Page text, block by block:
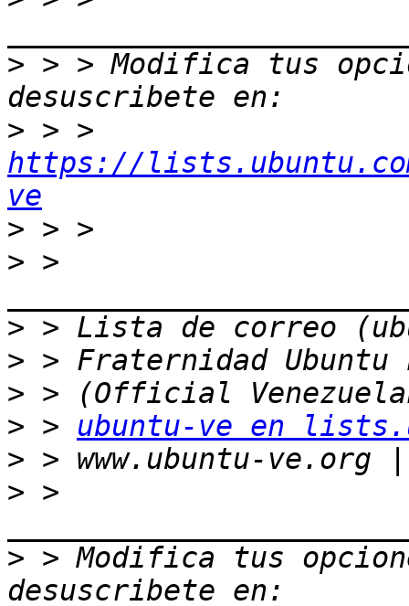
> > > Modifica tus
>
https://
ve
>
> >
>
>
>
> > ubuntu-ve en
>
> >
> > Modifica tus